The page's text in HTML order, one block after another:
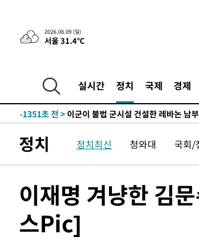
2026.08.09 (일)
서울 31.4℃
실시간 정치 국제 경제
-25444초 전 >'2경기 연속 침묵' 손흥민, 톨루카전
-24196초 전 >이강인, 오늘 서울서 AT마드리드 입
-10549초 전 >
콜롬비아 신임 우파 대통령 취임 하
-4143초 전 >
-1351초 전 > 이군이 불법 군시설 건설한 레바논 남
57분 전 >
美 국방부, 켄달 전 공군장관 보안허가
58분 전 >‘축구의 신’ 아르헨티나 축구 선수 메시의
-30900초 전 >[속보]장은수, KLPGA 제주삼다수
-26265초 전 >
"얼마나 더웠으면"…안동 물길공원
-26192초 전 >손흥민, 68분 뛰고 2경기 침묵
정치 정치최신 청와대 국회/
이재명 겨냥한 김
스Pic]